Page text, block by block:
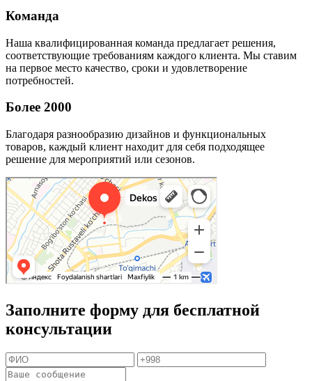
Команда
Наша квалифицированная команда предлагает решения,
соответствующие требованиям каждого клиента. Мы ставим
на первое место качество, сроки и удовлетворение
потребностей.
Более 2000
Благодаря разнообразию дизайнов и функциональных
товаров, каждый клиент находит для себя подходящее
решение для мероприятий или сезонов.
Заполните форму для бесплатной
консультации